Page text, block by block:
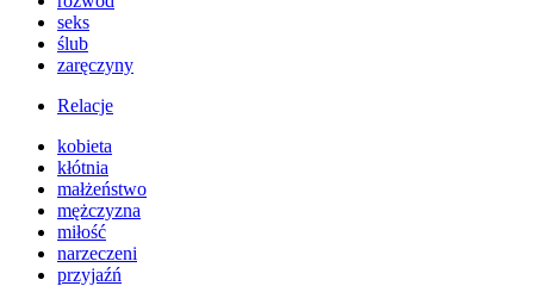
seks
ślub
zaręczyny
Relacje
kobieta
kłótnia
małżeństwo
mężczyzna
miłość
narzeczeni
przyjaźń